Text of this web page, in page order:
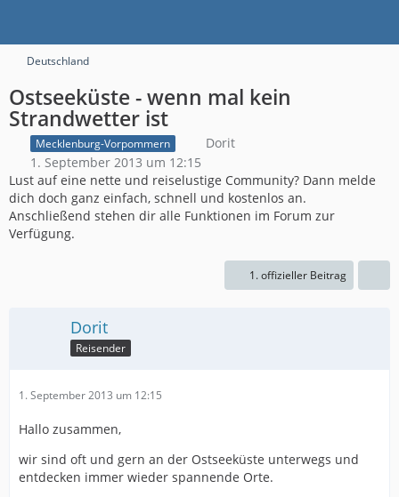
Deutschland
Ostseeküste - wenn mal kein
Strandwetter ist
Mecklenburg-Vorpommern
Dorit
1. September 2013 um 12:15
Lust auf eine nette und reiselustige Community? Dann melde
dich doch ganz einfach, schnell und kostenlos an.
Anschließend stehen dir alle Funktionen im Forum zur
Verfügung.
1. offizieller Beitrag
Dorit
Reisender
1. September 2013 um 12:15
Hallo zusammen,
wir sind oft und gern an der Ostseeküste unterwegs und
entdecken immer wieder spannende Orte.